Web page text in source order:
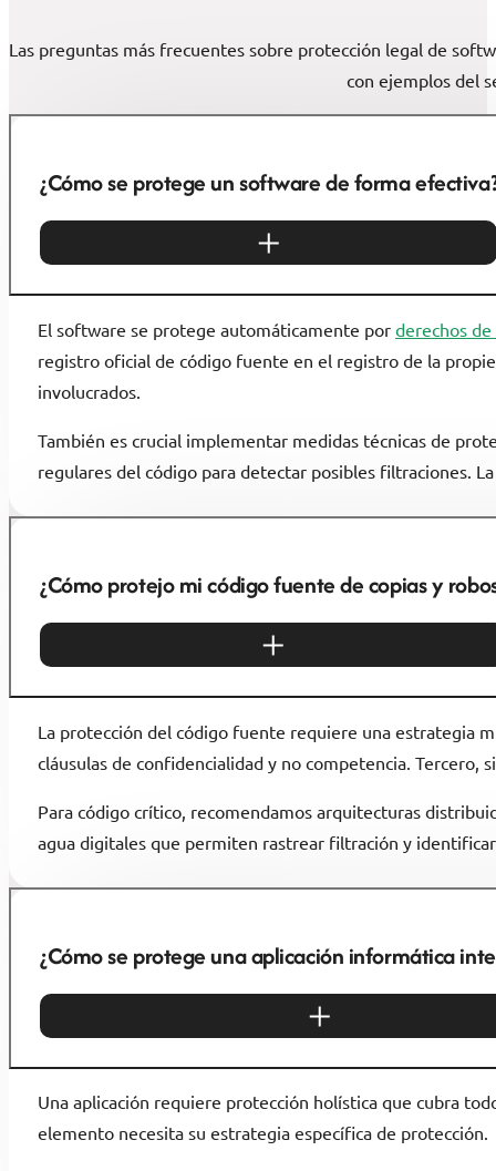
Las preguntas más frecuentes sobre protección legal de
con ejemplos del
¿Cómo se protege un software de forma
El software se protege automáticamente por derechos
registro oficial de código fuente en el registro de la
involucrados.
También es crucial implementar medidas técnicas de
regulares del código para detectar posibles filtraciones.
¿Cómo protejo mi código fuente de copias y
La protección del código fuente requiere una estrategia
cláusulas de confidencialidad y no competencia. Tercero,
Para código crítico, recomendamos arquitecturas
agua digitales que permiten rastrear filtración y
¿Cómo se protege una aplicación informática
Una aplicación requiere protección holística que cubra
elemento necesita su estrategia específica de protección.